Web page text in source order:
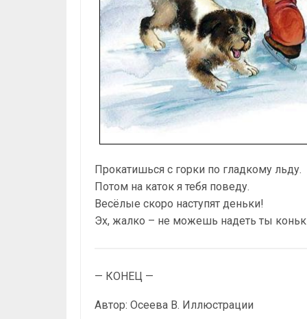
Прокатишься с горки по гладкому льду.
Потом на каток я тебя поведу.
Весёлые скоро наступят деньки!
Эх, жалко – не можешь надеть ты
— КОНЕЦ —
Автор: Осеева В. Иллюстрации